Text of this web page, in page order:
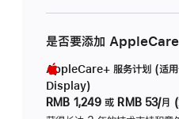
是否要添加
AppleCare+ 服务计划 (适
Display)
RMB 1,249 或 RMB 53/月